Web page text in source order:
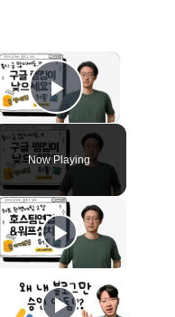
×
Play Video
Now Playing